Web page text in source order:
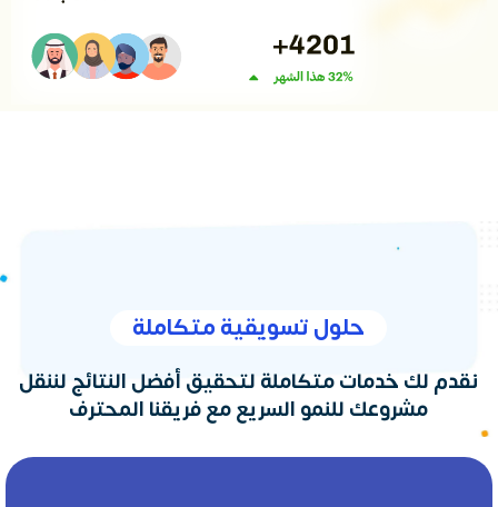
حلول تسويقية متكاملة
نقدم لك خدمات متكاملة لتحقيق أفضل النتائج لننقل
مشروعك للنمو السريع مع فريقنا المحترف